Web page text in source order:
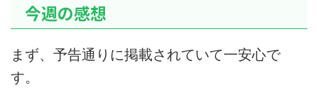
今週の感想
まず、予告通りに掲載されていて一安心で
す。